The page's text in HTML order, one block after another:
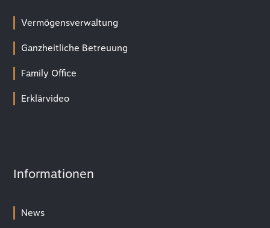
Vermögensverwaltung
Ganzheitliche Betreuung
Family Office
Erklärvideo
Informationen
News